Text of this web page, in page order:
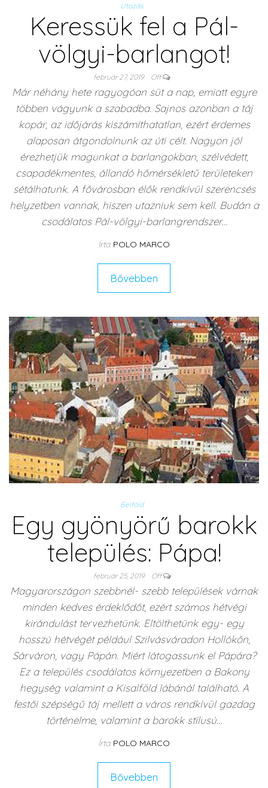
Utazás
Keressük fel a Pál-
völgyi-barlangot!
február 27, 2019 Off
Már néhány hete ragyogóan süt a nap, emiatt egyre
többen vágyunk a szabadba. Sajnos azonban a táj
kopár, az időjárás kiszámíthatatlan, ezért érdemes
alaposan átgondolnunk az úti célt. Nagyon jól
érezhetjük magunkat a barlangokban, szélvédett,
csapadékmentes, állandó hőmérsékletű területeken
sétálhatunk. A fővárosban élők rendkívül szerencsés
helyzetben vannak, hiszen utazniuk sem kell. Budán a
csodálatos Pál-völgyi-barlangrendszer…
Írta POLO MARCO
Bővebben
Belföld
Egy gyönyörű barokk
település: Pápa!
február 25, 2019 Off
Magyarországon szebbnél- szebb települések várnak
minden kedves érdeklődőt, ezért számos hétvégi
kirándulást tervezhetünk. Eltölthetünk egy- egy
hosszú hétvégét például Szilvásváradon Hollókőn,
Sárváron, vagy Pápán. Miért látogassunk el Pápára?
Ez a település csodálatos környezetben a Bakony
hegység valamint a Kisalföld lábánál található. A
festői szépségű táj mellett a város rendkívül gazdag
történelme, valamint a barokk stílusú…
Írta POLO MARCO
Bővebben